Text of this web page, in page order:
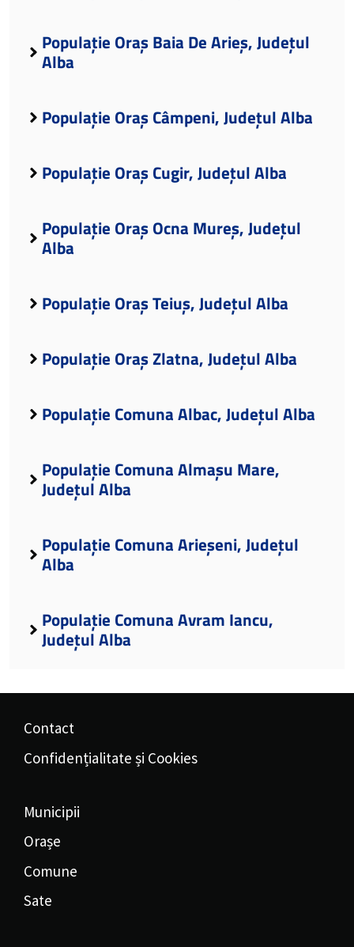
Populație Oraș Baia De Arieș, Județul
Alba
Populație Oraș Câmpeni, Județul Alba
Populație Oraș Cugir, Județul Alba
Populație Oraș Ocna Mureș, Județul
Alba
Populație Oraș Teiuș, Județul Alba
Populație Oraș Zlatna, Județul Alba
Populație Comuna Albac, Județul Alba
Populație Comuna Almașu Mare,
Județul Alba
Populație Comuna Arieșeni, Județul
Alba
Populație Comuna Avram Iancu,
Județul Alba
Contact
Confidențialitate și Cookies
Municipii
Orașe
Comune
Sate